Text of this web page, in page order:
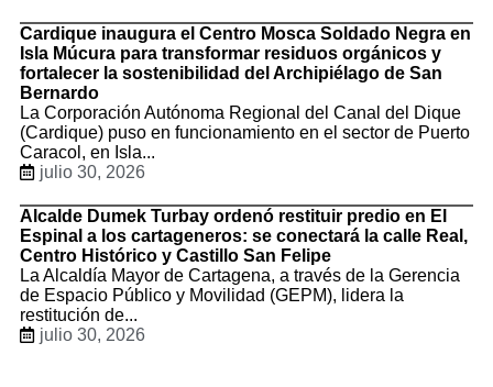
Cardique inaugura el Centro Mosca Soldado Negra en
Isla Múcura para transformar residuos orgánicos y
fortalecer la sostenibilidad del Archipiélago de San
Bernardo
La Corporación Autónoma Regional del Canal del Dique
(Cardique) puso en funcionamiento en el sector de Puerto
Caracol, en Isla...
julio 30, 2026
Alcalde Dumek Turbay ordenó restituir predio en El
Espinal a los cartageneros: se conectará la calle Real,
Centro Histórico y Castillo San Felipe
La Alcaldía Mayor de Cartagena, a través de la Gerencia
de Espacio Público y Movilidad (GEPM), lidera la
restitución de...
julio 30, 2026